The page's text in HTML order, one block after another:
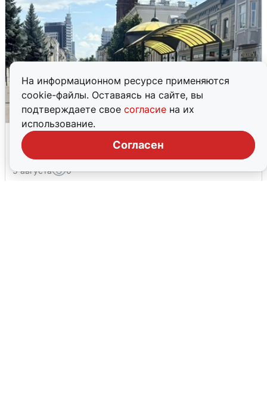
На информационном ресурсе применяются
cookie-файлы. Оставаясь на сайте, вы
подтверждаете свое согласие на их
использование.
Согласен
У соседей пожар и сбои: что было при
режиме БПЛА в Прикамье
5 августа 0